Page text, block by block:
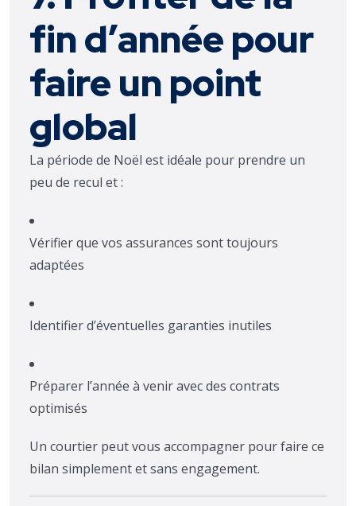
fin d’année pour
faire un point
global
La période de Noël est idéale pour prendre un
peu de recul et :
Vérifier que vos assurances sont toujours
adaptées
Identifier d’éventuelles garanties inutiles
Préparer l’année à venir avec des contrats
optimisés
Un courtier peut vous accompagner pour faire ce
bilan simplement et sans engagement.